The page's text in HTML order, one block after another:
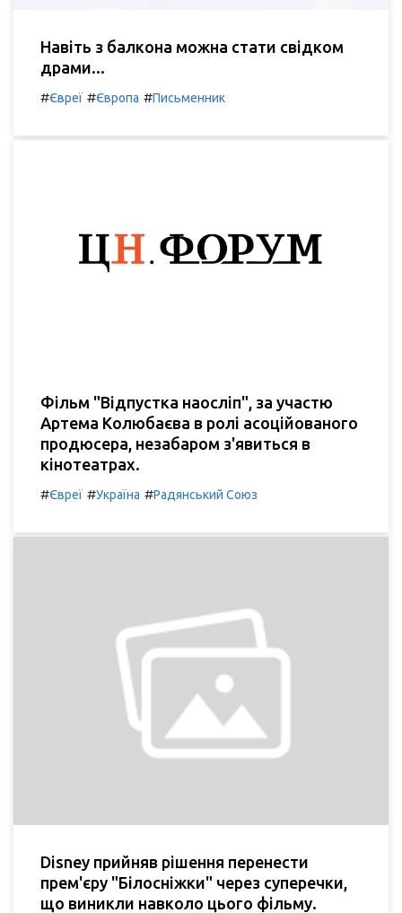
Навіть з балкона можна стати свідком
драми...
#Євреї #Європа #Письменник
Фільм "Відпустка наосліп", за участю
Артема Колюбаєва в ролі асоційованого
продюсера, незабаром з'явиться в
кінотеатрах.
#Євреї #Україна #Радянський Союз
Disney прийняв рішення перенести
прем'єру "Білосніжки" через суперечки,
що виникли навколо цього фільму.